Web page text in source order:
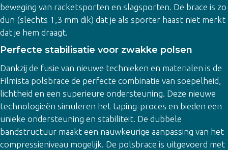
beweging van racketsporten en slagsporten. De brace is zo
dun (slechts 1,3 mm dik) dat je als sporter haast niet merkt
dat je hem draagt.
Perfecte stabilisatie voor zwakke polsen
Dankzij de fusie van nieuwe technieken en materialen is de
Filmista polsbrace de perfecte combinatie van soepelheid,
lichtheid en een superieure ondersteuning. Deze nieuwe
technologieën simuleren het taping-proces en bieden een
unieke ondersteuning en stabiliteit. De dubbele
bandstructuur maakt een nauwkeurige aanpassing van het
compressieniveau mogelijk. De polsbrace is uitgevoerd met